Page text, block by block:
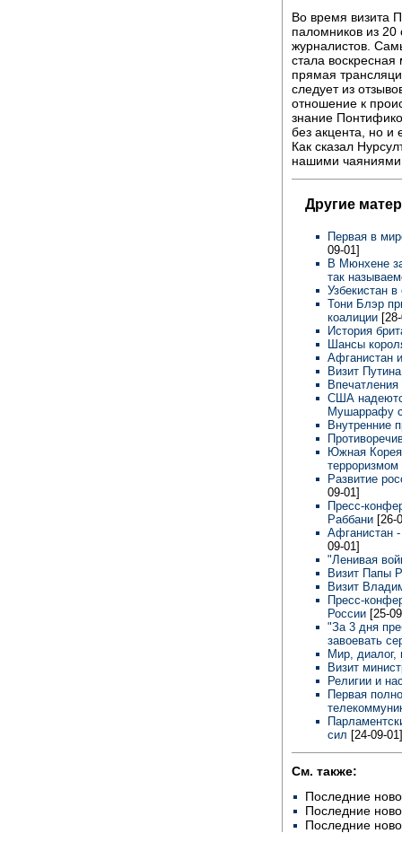
Во время визита
паломников из
журналистов.
стала
прямая
следует из
отношение к
знание
без акцента, но и
Как сказал
нашими чаяниями
Другие
Первая в
09-01]
В Мюнхене
так
Узбекистан
Тони Блэр
коалиции
История
Шансы
Афганистан
Визит
США
Мушаррафу
Внутренние
Южная
терроризмом
Развитие
09-01]
Пресс-
Раббани [26-
Афганистан
09-01]
"Ленивая
Визит Папы
Визит
Пресс-
России [25-
"За 3 дня
завоевать
Мир,
Визит
Религии и
Первая
сил [24-09-01]
См. также:
Последние
Последние
Последние